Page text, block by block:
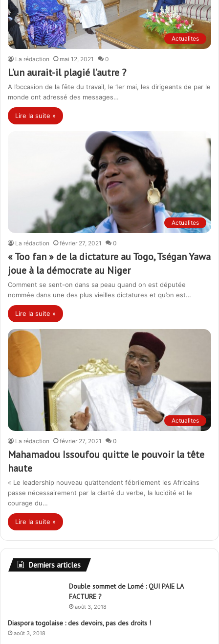
Actualites
La rédaction mai 12, 2021 0
L’un aurait-il plagié l’autre ?
A l’occasion de la fête du travail, le 1er mai, les dirigeants de par le
monde ont adressé des messages…
Lire la suite »
Actualites
La rédaction février 27, 2021 0
« Too fan » de la dictature au Togo, Tségan Yawa
joue à la démocrate au Niger
Comment se sent-on dans sa peau quand on est députée
nommée dans une des plus vieilles dictatures et qu’on est…
Lire la suite »
Actualites
La rédaction février 27, 2021 0
Mahamadou Issoufou quitte le pouvoir la tête
haute
« Le leadership nouveau qu’attendent fébrilement les Africains
passe nécessairement par la clarté du verbe, la lucidité et le
courage du…
Lire la suite »
Derniers articles
Double sommet de Lomé : QUI PAIE LA
FACTURE ?
août 3, 2018
Diaspora togolaise : des devoirs, pas des droits !
août 3, 2018